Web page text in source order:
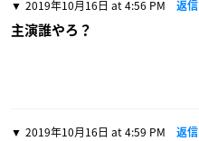
2019年10月16日 at 4:56 PM 返信
主演誰やろ？
2019年10月16日 at 4:59 PM 返信